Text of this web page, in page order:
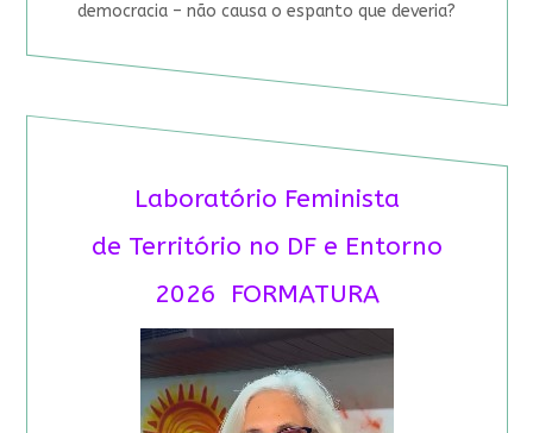
democracia – não causa o espanto que deveria?
Laboratório Feminista
de Território no DF e Entorno
2026 FORMATURA